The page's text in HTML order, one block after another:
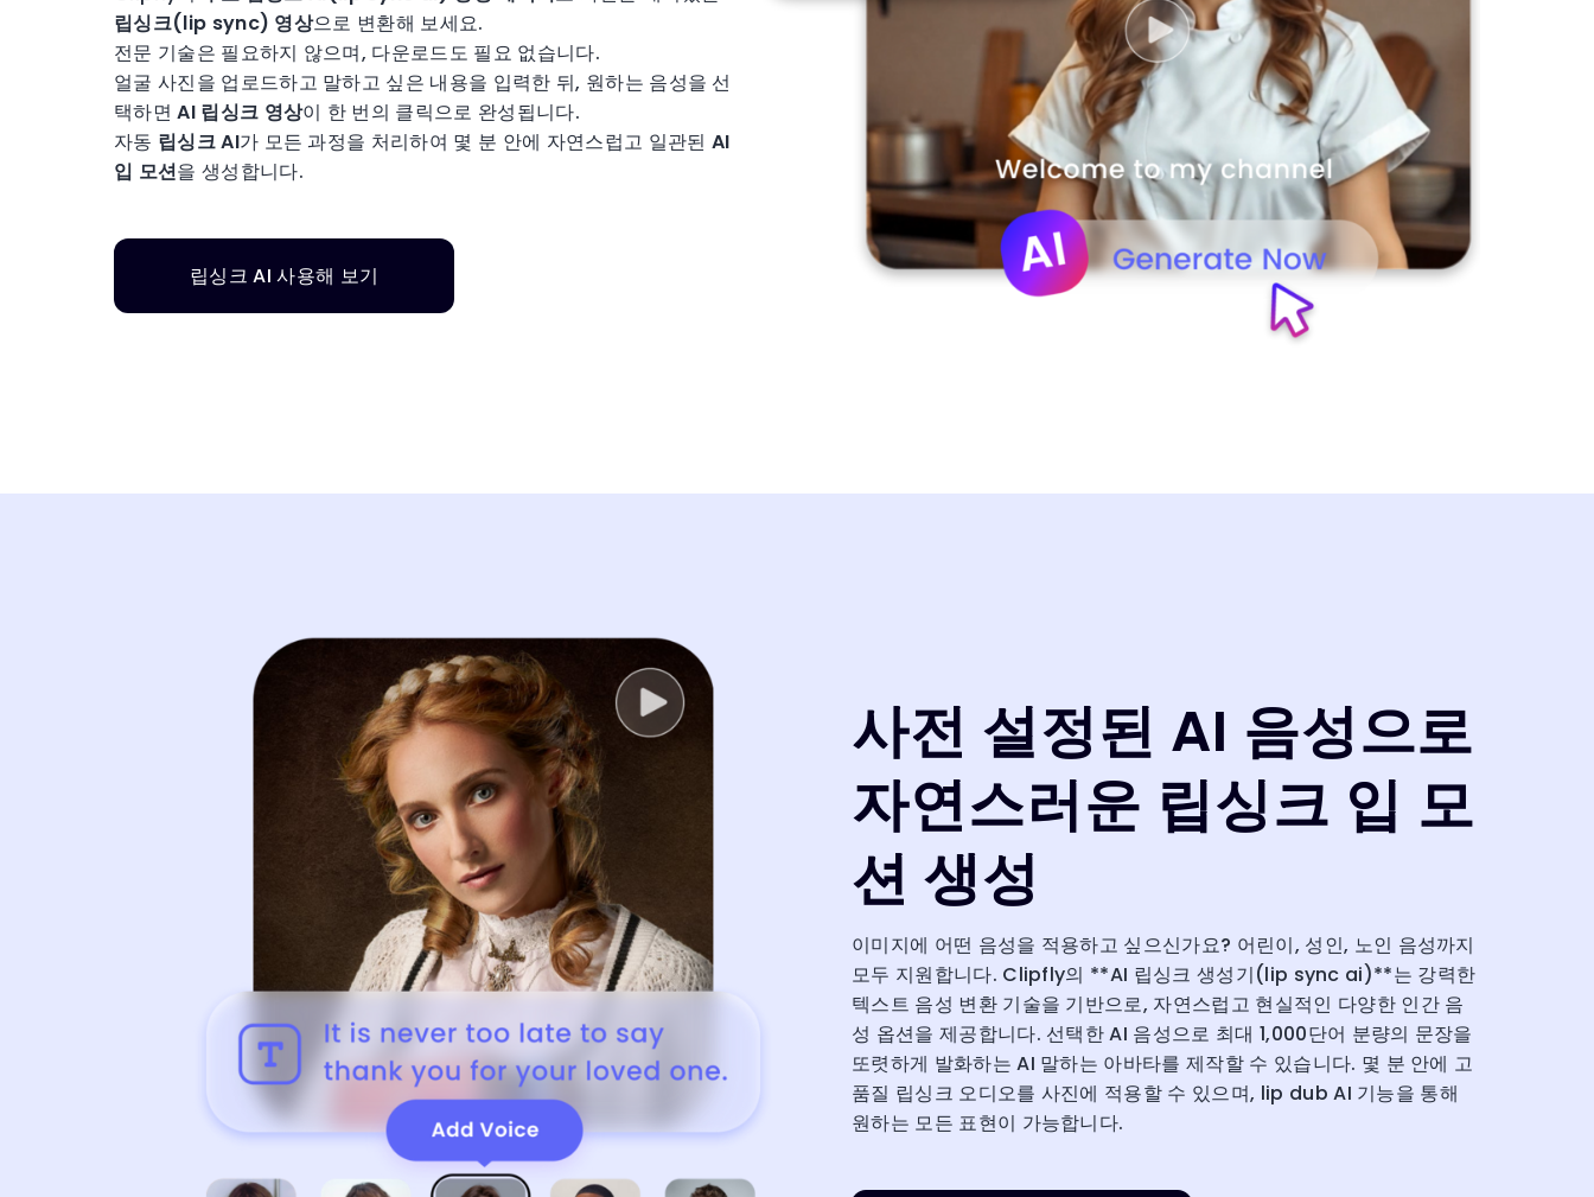
립싱크(lip sync) 영상으로 변환해 보세요.
전문 기술은 필요하지 않으며, 다운로드도 필요 없습니다.
얼굴 사진을 업로드하고 말하고 싶은 내용을 입력한 뒤, 원하는 음성을 선
택하면AI 립싱크 영상이 한 번의 클릭으로 완성됩니다.
자동 립싱크 AI가 모든 과정을 처리하여 몇 분 안에 자연스럽고 일관된 AI
입 모션을 생성합니다.
립싱크 AI 사용해 보기
사전 설정된 AI 음성으로
자연스러운 립싱크 입 모
션 생성
이미지에 어떤 음성을 적용하고 싶으신가요? 어린이, 성인, 노인 음성까지
모두 지원합니다. Clipfly의 **AI 립싱크 생성기(lip sync ai)**는 강력한
텍스트 음성 변환 기술을 기반으로, 자연스럽고 현실적인 다양한 인간 음
성 옵션을 제공합니다. 선택한 AI 음성으로 최대 1,000단어 분량의 문장을
또렷하게 발화하는 AI 말하는 아바타를 제작할 수 있습니다. 몇 분 안에 고
품질 립싱크 오디오를 사진에 적용할 수 있으며, lip dub AI 기능을 통해
원하는 모든 표현이 가능합니다.